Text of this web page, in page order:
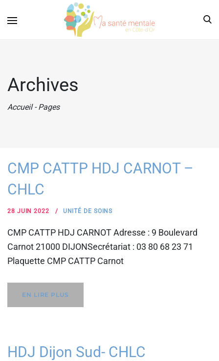
Archives
Accueil - Pages
CMP CATTP HDJ CARNOT –
CHLC
28 JUIN 2022 UNITÉ DE SOINS
CMP CATTP HDJ CARNOT Adresse : 9 Boulevard
Carnot 21000 DIJONSecrétariat : 03 80 68 23 71
Plaquette CMP CATTP Carnot
EN LIRE PLUS
HDJ Dijon Sud- CHLC